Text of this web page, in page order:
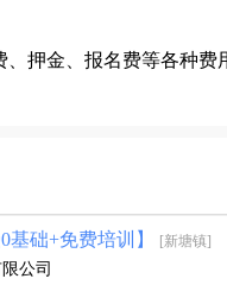
、押金、报名费等各种
基础+免费培训】 [新塘镇]
公司